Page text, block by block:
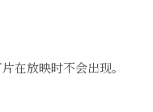
在放映时不会出现。